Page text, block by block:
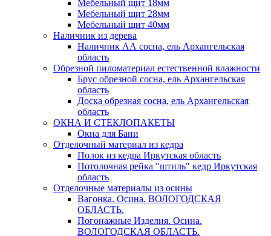
Мебельный щит 18мм
Мебельный щит 28мм
Мебельный щит 40мм
Наличник из дерева
Наличник АА сосна, ель Архангельская
область
Обрезной пиломатериал естественной влажности
Брус обрезной сосна, ель Архангельская
область
Доска обрезная сосна, ель Архангельская
область
ОКНА И СТЕКЛОПАКЕТЫ
Окна для Бани
Отделочный материал из кедра
Полок из кедра Иркутская область
Потолочная рейка "штиль" кедр Иркутская
область
Отделочные материалы из осины
Вагонка. Осина. ВОЛОГОДСКАЯ
ОБЛАСТЬ.
Погонажные Изделия. Осина.
ВОЛОГОДСКАЯ ОБЛАСТЬ.